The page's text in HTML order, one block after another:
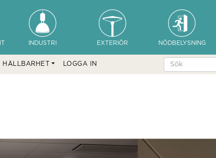
INDUSTRI EXTERIÖR NÖDBELYSNING
HÅLLBARHET LOGGA IN